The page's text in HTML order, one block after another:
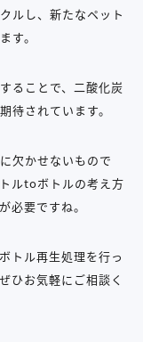
ルし、新たなペット
す。
ることで、二酸化炭
待されています。
欠かせないもので
ルtoボトルの考え方
必要ですね。
トル再生処理を行っ
ひお気軽にご相談く